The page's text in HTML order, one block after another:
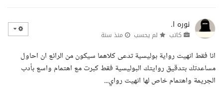
نوره ا.
كاتب لم يحسب منذ سنة
انا فقط انهيت رواية بوليسية تدعى كلاهما سيكون من الرائع ان احاول
مساعدتك بتدقيق روايتك البوليسية فقط كبرت مع اهتمام واسع بأدب
الجريمة واهتمام خاص لها انهيت رواي...